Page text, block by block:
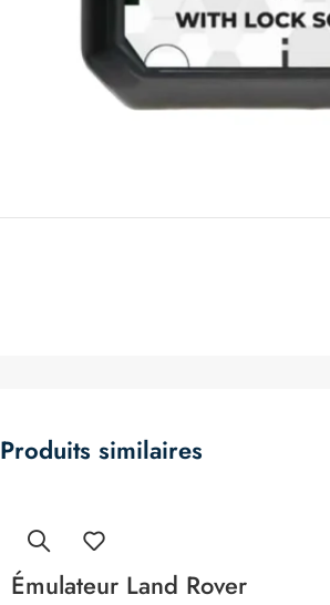
Produits similaires
Émulateur Land Rover